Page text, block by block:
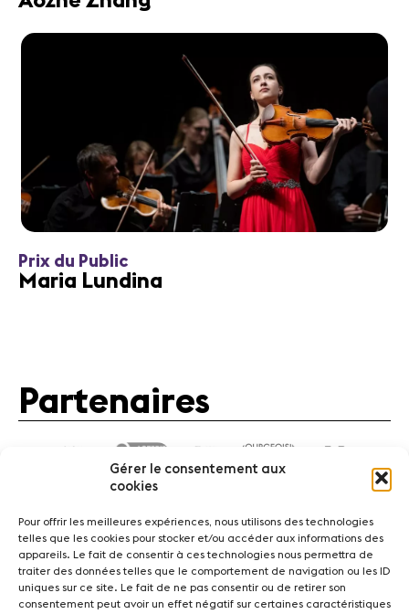
Gérer le consentement aux
cookies
Pour offrir les meilleures expériences, nous utilisons des technologies
telles que les cookies pour stocker et/ou accéder aux informations des
appareils. Le fait de consentir à ces technologies nous permettra de
traiter des données telles que le comportement de navigation ou les ID
uniques sur ce site. Le fait de ne pas consentir ou de retirer son
consentement peut avoir un effet négatif sur certaines caractéristiques
Prix du Public
Maria Lundina
Partenaires
ActualitésConcerts Bénévoles Médiation